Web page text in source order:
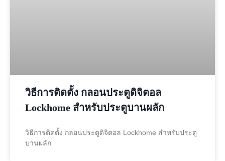
วิธีการติดตั้ง กลอนประตูดิจิตอล
Lockhome สำหรับประตูบานผลัก
วิธีการติดตั้ง กลอนประตูดิจิตอล Lockhome สำหรับประตู
บานผลัก